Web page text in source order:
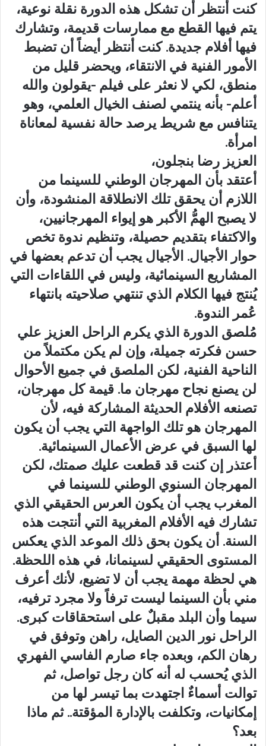
كنت أنتظر أن تشكل هذه الدورة نقلة نوعية،
يتم فيها القطع مع ممارسات قديمة، وتشارك
فيها أفلام جديدة. كنت أنتظر أيضاً أن تضبط
الأمور الفنية في الانتقاء، ويحضر قليل من
منطق، لكي لا نعثر على فيلم -يقولون والله
أعلم- بأنه ينتمي لصنف الخيال العلمي، وهو
يتنافس مع شريط يرصد حالة نفسية لمعاناة
امرأة.
العزيز رضا بنجلون،
أعتقد بأن المهرجان الوطني للسينما من
اللازم أن يحقق تلك الانطلاقة المنشودة، وأن
لا يصبح الهمُّ الأكبر هو إيواء المهرجانيين،
والاكتفاء بتقديم حصيلة، وتنظيم ندوة تخص
حوار الأجيال. الأجيال يجب أن تدعم بعضها في
المشاريع السينمائية، وليس في اللقاءات التي
يُنتج فيها الكلام الذي تنتهي صلاحيته بانتهاء
عُمر الندوة.
مُلصق الدورة الذي يكرم الراحل العزيز علي
حسن فكرته جميلة، وإن لم يكن مكتملاً من
الناحية الفنية، لكن الملصق في جميع الأحوال
لن يصنع نجاح مهرجان ما. قيمة كل مهرجان،
تصنعه الأفلام الحديثة المشاركة فيه، لأن
المهرجان هو تلك الواجهة التي يجب أن يكون
لها السبق في عرض الأعمال السينمائية.
أعتذر إن كنت قد قطعت عليك صمتك، لكن
المهرجان السنوي الوطني للسينما في
المغرب يجب أن يكون العرس الحقيقي الذي
تشارك فيه الأفلام المغربية التي أنتجت هذه
السنة. أن يكون بحق ذلك الموعد الذي يعكس
المستوى الحقيقي لسينمانا، في هذه اللحظة.
هي لحظة مهمة يجب أن لا تضيع، لأنك أعرف
مني بأن السينما ليست ترفاً ولا مجرد ترفيه،
سيما وأن البلد مقبلٌ على استحقاقات كبرى.
الراحل نور الدين الصايل، راهن وتوفق في
رهان الكم، وبعده جاء صارم الفاسي الفهري
الذي يُحسب له أنه كان رجل تواصل، ثم
توالت أسماءٌ اجتهدت بما تيسر لها من
إمكانيات، وتكلفت بالإدارة المؤقتة.. ثم ماذا
بعد؟